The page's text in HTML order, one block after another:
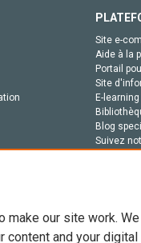
Site e-
Aide à la
Portail
Site
E-
Blog
Suivez
make our site work.
and your